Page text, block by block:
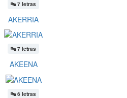
🔤7 letras
AKERRIA
🔤7 letras
AKEENA
🔤6 letras